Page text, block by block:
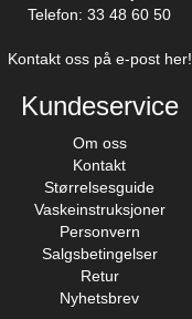
Telefon: 33 48 60 50
Kontakt oss på e-post her!
Kundeservice
Om oss
Kontakt
Størrelsesguide
Vaskeinstruksjoner
Personvern
Salgsbetingelser
Retur
Nyhetsbrev